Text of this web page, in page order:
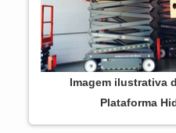
Imagem ilustrativa
Plataforma